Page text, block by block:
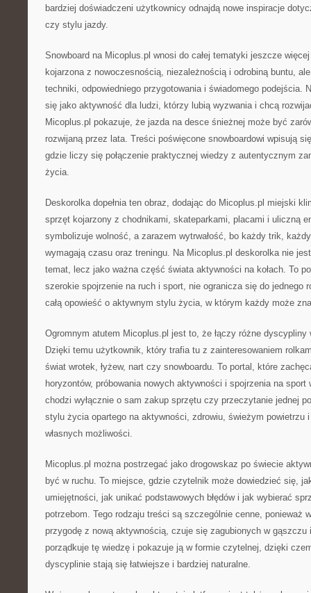
bardziej doświadczeni użytkownicy odnajdą nowe inspiracje
czy stylu jazdy.
Snowboard na Micoplus.pl wnosi do całej tematyki jeszcze
kojarzona z nowoczesnością, niezależnością i odrobiną buntu,
techniki, odpowiedniego przygotowania i świadomego podejścia.
się jako aktywność dla ludzi, którzy lubią wyzwania i chcą
Micoplus.pl pokazuje, że jazda na desce śnieżnej może być
rozwijaną przez lata. Treści poświęcone snowboardowi wpisują
gdzie liczy się połączenie praktycznej wiedzy z autentycznym
życia.
Deskorolka dopełnia ten obraz, dodając do Micoplus.pl miejski
sprzęt kojarzony z chodnikami, skateparkami, placami i uliczną
symbolizuje wolność, a zarazem wytrwałość, bo każdy trik,
wymagają czasu oraz treningu. Na Micoplus.pl deskorolka nie
temat, lecz jako ważna część świata aktywności na kołach. To
szerokie spojrzenie na ruch i sport, nie ogranicza się do jednego
całą opowieść o aktywnym stylu życia, w którym każdy może
Ogromnym atutem Micoplus.pl jest to, że łączy różne dyscypliny
Dzięki temu użytkownik, który trafia tu z zainteresowaniem
świat wrotek, łyżew, nart czy snowboardu. To portal, które
horyzontów, próbowania nowych aktywności i spojrzenia na
chodzi wyłącznie o sam zakup sprzętu czy przeczytanie jednej
stylu życia opartego na aktywności, zdrowiu, świeżym powietrzu
własnych możliwości.
Micoplus.pl można postrzegać jako drogowskaz po świecie
być w ruchu. To miejsce, gdzie czytelnik może dowiedzieć się,
umiejętności, jak unikać podstawowych błędów i jak wybierać
potrzebom. Tego rodzaju treści są szczególnie cenne, ponieważ
przygodę z nową aktywnością, czuje się zagubionych w gąszczu
porządkuje tę wiedzę i pokazuje ją w formie czytelnej, dzięki
dyscyplinie stają się łatwiejsze i bardziej naturalne.